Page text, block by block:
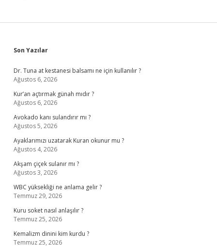
Sidebar
Son Yazılar
Dr. Tuna at kestanesi balsamı ne için kullanılır ?
Ağustos 6, 2026
Kur’an açtırmak günah mıdır ?
Ağustos 6, 2026
Avokado kanı sulandırır mı ?
Ağustos 5, 2026
Ayaklarımızı uzatarak Kuran okunur mu ?
Ağustos 4, 2026
Akşam çiçek sulanır mı ?
Ağustos 3, 2026
WBC yüksekliği ne anlama gelir ?
Temmuz 29, 2026
Kuru soket nasıl anlaşılır ?
Temmuz 25, 2026
Kemalizm dinini kim kurdu ?
Temmuz 25, 2026